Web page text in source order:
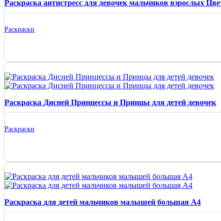
Раскраска антистресс для девочек мальчиков взрослых
Раскраски
Раскраска Дисней Принцессы и Принцы для детей девочек
Раскраски
Раскраска для детей мальчиков малышей большая А4